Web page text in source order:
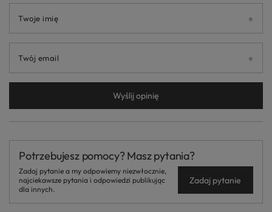
Twoje imię
Twój email
Wyślij opinię
Potrzebujesz pomocy? Masz pytania?
Zadaj pytanie a my odpowiemy niezwłocznie,
najciekawsze pytania i odpowiedzi publikując
dla innych.
Zadaj pytanie